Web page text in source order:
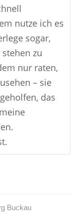
nutze ich es
sogar,
zu
nur raten,
– sie
das
Buckau